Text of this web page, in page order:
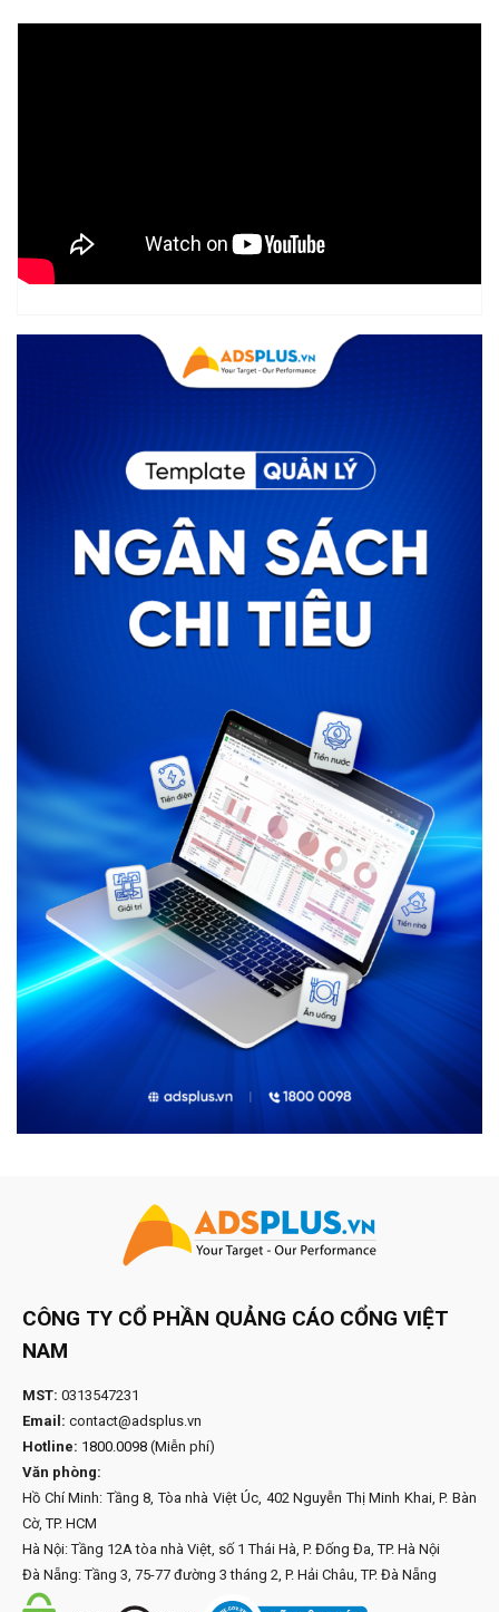
CÔNG TY CỔ PHẦN QUẢNG CÁO CỔNG VIỆT
NAM
MST: 0313547231
Email: contact@adsplus.vn
Hotline: 1800.0098 (Miễn phí)
Văn phòng:
Hồ Chí Minh: Tầng 8, Tòa nhà Việt Úc, 402 Nguyễn Thị Minh Khai, P. Bàn
Cờ, TP. HCM
Hà Nội: Tầng 12A tòa nhà Việt, số 1 Thái Hà, P. Đống Đa, TP. Hà Nội
Đà Nẵng: Tầng 3, 75-77 đường 3 tháng 2, P. Hải Châu, TP. Đà Nẵng